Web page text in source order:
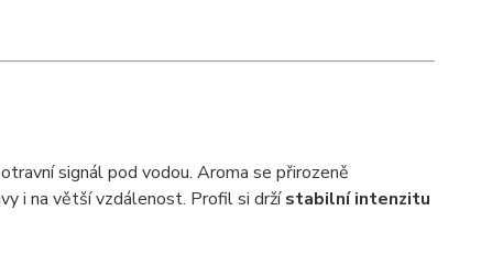
signál pod vodou. Aroma se přirozeně
i na větší vzdálenost. Profil si držístabilní intenzitu